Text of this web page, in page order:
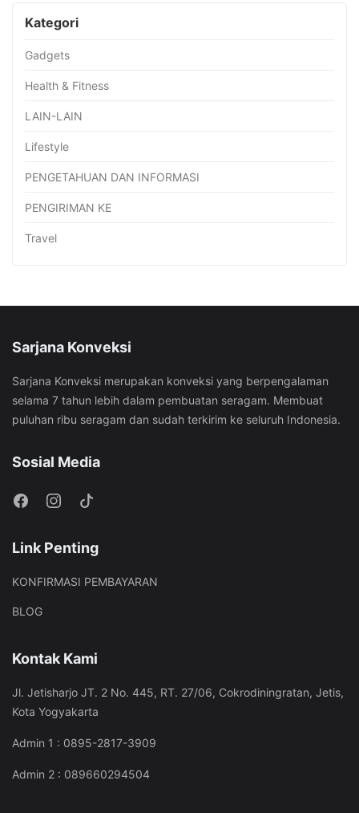
Kategori
Gadgets
Health & Fitness
LAIN-LAIN
Lifestyle
PENGETAHUAN DAN INFORMASI
PENGIRIMAN KE
Travel
Sarjana Konveksi
Sarjana Konveksi merupakan konveksi yang berpengalaman
selama 7 tahun lebih dalam pembuatan seragam. Membuat
puluhan ribu seragam dan sudah terkirim ke seluruh Indonesia.
Sosial Media
Link Penting
KONFIRMASI PEMBAYARAN
BLOG
Kontak Kami
Jl. Jetisharjo JT. 2 No. 445, RT. 27/06, Cokrodiningratan, Jetis,
Kota Yogyakarta
Admin 1 : 0895-2817-3909
Admin 2 : 089660294504